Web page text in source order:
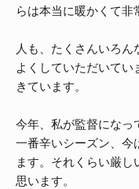
らは本当に暖かくて非
人も、たくさんいろ
よくしていただいて
きています。
今年、私が監督になっ
一番辛いシーズン、今
ます。それくらい厳
思います。